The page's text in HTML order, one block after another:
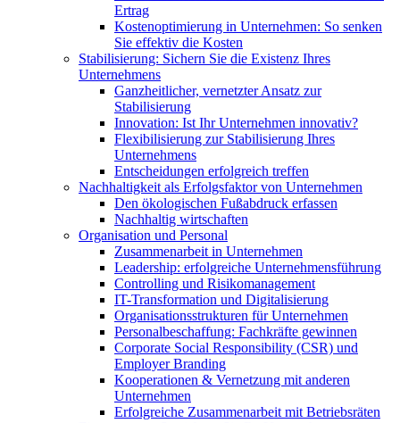
Ertrag
Kostenoptimierung in Unternehmen: So senken
Sie effektiv die Kosten
Stabilisierung: Sichern Sie die Existenz Ihres
Unternehmens
Ganzheitlicher, vernetzter Ansatz zur
Stabilisierung
Innovation: Ist Ihr Unternehmen innovativ?
Flexibilisierung zur Stabilisierung Ihres
Unternehmens
Entscheidungen erfolgreich treffen
Nachhaltigkeit als Erfolgsfaktor von Unternehmen
Den ökologischen Fußabdruck erfassen
Nachhaltig wirtschaften
Organisation und Personal
Zusammenarbeit in Unternehmen
Leadership: erfolgreiche Unternehmensführung
Controlling und Risikomanagement
IT-Transformation und Digitalisierung
Organisationsstrukturen für Unternehmen
Personalbeschaffung: Fachkräfte gewinnen
Corporate Social Responsibility (CSR) und
Employer Branding
Kooperationen & Vernetzung mit anderen
Unternehmen
Erfolgreiche Zusammenarbeit mit Betriebsräten